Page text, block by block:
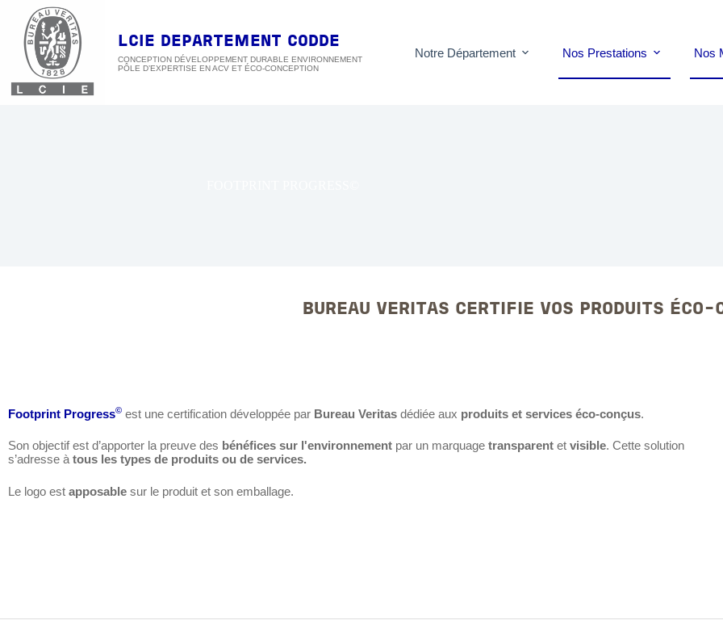
contenu
LCIE DEPARTEMENT CODDE
CONCEPTION DÉVELOPPEMENT DURABLE ENVIRONNEMENT Notre Département Nos Prestations Nos
BUREAU VERITAS CERTIFIE VOS PRODUITS ÉCO-
Footprint Progress© est une certification développée par Bureau Veritas dédiée aux produits et services éco-conçus.
Son objectif est d’apporter la preuve des bénéfices sur l'environnement par un marquage transparent et visible. Cette solution
s’adresse à tous les types de produits ou de services.
Le logo est apposable sur le produit et son emballage.